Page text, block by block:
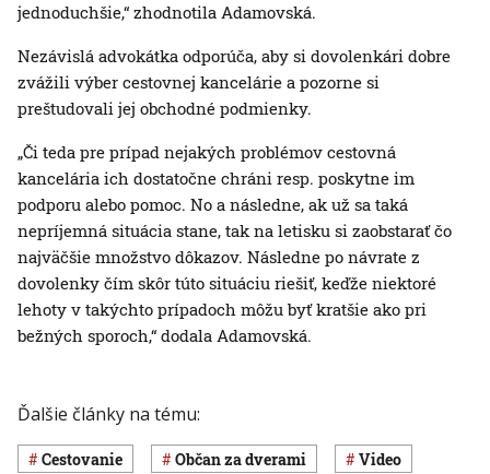
jednoduchšie,“ zhodnotila Adamovská.
Nezávislá advokátka odporúča, aby si dovolenkári dobre
zvážili výber cestovnej kancelárie a pozorne si
preštudovali jej obchodné podmienky.
„Či teda pre prípad nejakých problémov cestovná
kancelária ich dostatočne chráni resp. poskytne im
podporu alebo pomoc. No a následne, ak už sa taká
nepríjemná situácia stane, tak na letisku si zaobstarať čo
najväčšie množstvo dôkazov. Následne po návrate z
dovolenky čím skôr túto situáciu riešiť, keďže niektoré
lehoty v takýchto prípadoch môžu byť kratšie ako pri
bežných sporoch,“ dodala Adamovská.
Ďalšie články na tému:
cestovanie Občan za dverami Video